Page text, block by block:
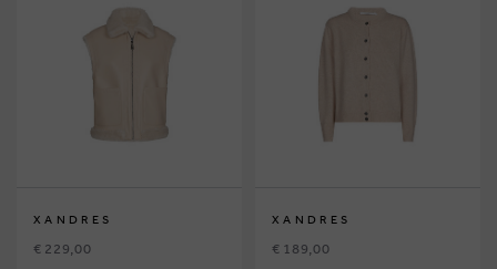
XANDRES
€ 229,00
XANDRES
€ 189,00